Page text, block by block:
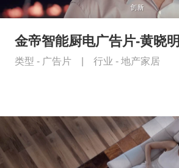
金帝智能厨电广告片-黄晓明
类型 - 广告片 行业 - 地产家居